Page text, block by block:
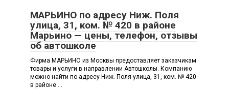
МАРЬИНО по адресу Ниж. Поля
улица, 31, ком. № 420 в районе
Марьино — цены, телефон, отзывы
об автошколе
Фирма МАРЬИНО из Москвы предоставляет заказчикам
товары и услуги в направлении Автошколы. Компанию
можно найти по адресу Ниж. Поля улица, 31, ком. № 420
в районе ...